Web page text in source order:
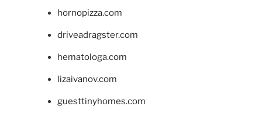
hornopizza.com
driveadragster.com
hematologa.com
lizaivanov.com
guesttinyhomes.com